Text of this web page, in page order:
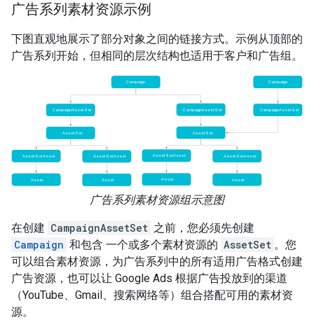
广告系列素材资源示例
下图直观地展示了部分对象之间的链接方式。示例从顶部的
广告系列开始，但相同的层次结构也适用于客户和广告组。
广告系列素材资源组示意图
在创建 CampaignAssetSet 之前，您必须先创建
Campaign 和包含 一个或多个素材资源的 AssetSet 。您
可以组合素材资源，为广告系列中的所有适用广告格式创建
广告资源，也可以让 Google Ads 根据广告投放到的渠道
（YouTube、Gmail、搜索网络等）组合搭配可用的素材资
源。